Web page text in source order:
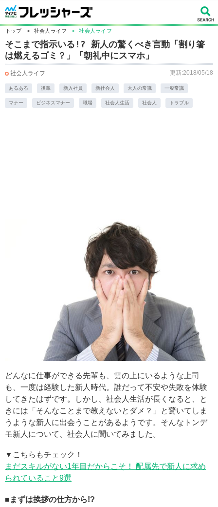
トップ > 社会人ライフ > 社会人ライフ
そこまで指示いる!? 新人の驚くべき言動「割り箸
は燃えるゴミ？」「朝礼中にスマホ」
社会人ライフ 更新:2018/05/18
あるある 後輩 新入社員 新社会人 大人の常識 一般常識
マナー ビジネスマナー 職場 社会人生活 社会人 トラブル
どんなに仕事ができる先輩も、雲の上にいるような上司
も、一度は経験した新人時代。誰だって不安や失敗を体験
してきたはずです。しかし、社会人生活が長くなると、と
きには「そんなことまで教えないとダメ？」と驚いてしま
うような新人に出会うことがあるようです。そんなトンデ
モ新人について、社会人に聞いてみました。
▼こちらもチェック！
まだスキルがない1年目だからこそ！ 配属先で新人に求め
られていること9選
■まずは挨拶の仕方から!?